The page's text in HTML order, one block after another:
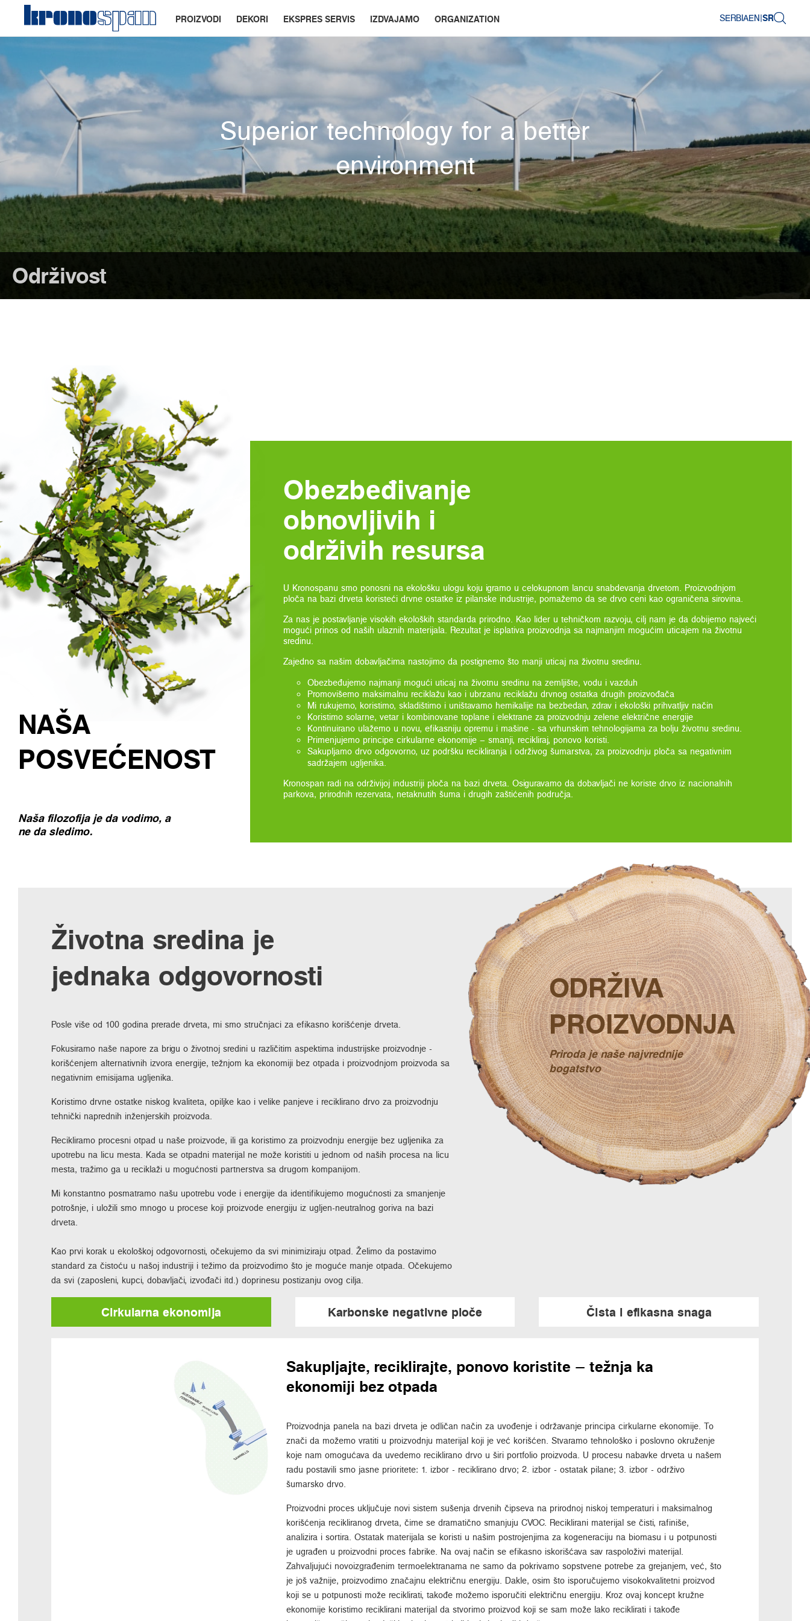
PROIZVODI DEKORI EKSPRES SERVIS IZDVAJAMO ORGANIZATION SERBIAEN|SR
Održivost
Superior technology for a better
environment
NAŠA
POSVEĆENOST
Naša filozofija je da vodimo, a
ne da sledimo.
Obezbeđivanje
obnovljivih i
održivih resursa
U Kronospanu smo ponosni na ekološku ulogu koju igramo u celokupnom lancu snabdevanja drvetom. Proizvodnjom
ploča na bazi drveta koristeći drvne ostatke iz pilanske industrije, pomažemo da se drvo ceni kao ograničena sirovina.
Za nas je postavljanje visokih ekoloških standarda prirodno. Kao lider u tehničkom razvoju, cilj nam je da dobijemo najveći
mogući prinos od naših ulaznih materijala. Rezultat je isplativa proizvodnja sa najmanjim mogućim uticajem na životnu
sredinu.
Zajedno sa našim dobavljačima nastojimo da postignemo što manji uticaj na životnu sredinu.
Obezbeđujemo najmanji mogući uticaj na životnu sredinu na zemljište, vodu i vazduh
Promovišemo maksimalnu reciklažu kao i ubrzanu reciklažu drvnog ostatka drugih proizvođača
Mi rukujemo, koristimo, skladištimo i uništavamo hemikalije na bezbedan, zdrav i ekološki prihvatljiv način
Koristimo solarne, vetar i kombinovane toplane i elektrane za proizvodnju zelene električne energije
Kontinuirano ulažemo u novu, efikasniju opremu i mašine - sa vrhunskim tehnologijama za bolju životnu sredinu.
Primenjujemo principe cirkularne ekonomije – smanji, recikliraj, ponovo koristi.
Sakupljamo drvo odgovorno, uz podršku recikliranja i održivog šumarstva, za proizvodnju ploča sa negativnim
sadržajem ugljenika.
Kronospan radi na održivijoj industriji ploča na bazi drveta. Osiguravamo da dobavljači ne koriste drvo iz nacionalnih
parkova, prirodnih rezervata, netaknutih šuma i drugih zaštićenih područja.
Životna sredina je
jednaka odgovornosti
Posle više od 100 godina prerade drveta, mi smo stručnjaci za efikasno korišćenje drveta.
Fokusiramo naše napore za brigu o životnoj sredini u različitim aspektima industrijske proizvodnje -
korišćenjem alternativnih izvora energije, težnjom ka ekonomiji bez otpada i proizvodnjom proizvoda sa
negativnim emisijama ugljenika.
Koristimo drvne ostatke niskog kvaliteta, opiljke kao i velike panjeve i reciklirano drvo za proizvodnju
tehnički naprednih inženjerskih proizvoda.
Recikliramo procesni otpad u naše proizvode, ili ga koristimo za proizvodnju energije bez ugljenika za
upotrebu na licu mesta. Kada se otpadni materijal ne može koristiti u jednom od naših procesa na licu
mesta, tražimo ga u reciklaži u mogućnosti partnerstva sa drugom kompanijom.
Mi konstantno posmatramo našu upotrebu vode i energije da identifikujemo mogućnosti za smanjenje
potrošnje, i uložili smo mnogo u procese koji proizvode energiju iz ugljen-neutralnog goriva na bazi
drveta.
Kao prvi korak u ekološkoj odgovornosti, očekujemo da svi minimiziraju otpad. Želimo da postavimo
standard za čistoću u našoj industriji i težimo da proizvodimo što je moguće manje otpada. Očekujemo
da svi (zaposleni, kupci, dobavljači, izvođači itd.) doprinesu postizanju ovog cilja.
ODRŽIVA
PROIZVODNJA
Priroda je naše najvrednije
bogatstvo
Cirkularna ekonomija Karbonske negativne ploče Čista i efikasna snaga
Sakupljajte, reciklirajte, ponovo koristite – težnja ka
ekonomiji bez otpada
Proizvodnja panela na bazi drveta je odličan način za uvođenje i održavanje principa cirkularne ekonomije. To
znači da možemo vratiti u proizvodnju materijal koji je već korišćen. Stvaramo tehnološko i poslovno okruženje
koje nam omogućava da uvedemo reciklirano drvo u širi portfolio proizvoda. U procesu nabavke drveta u našem
radu postavili smo jasne prioritete: 1. izbor - reciklirano drvo; 2. izbor - ostatak pilane; 3. izbor - održivo
šumarsko drvo.
Proizvodni proces uključuje novi sistem sušenja drvenih čipseva na prirodnoj niskoj temperaturi i maksimalnog
korišćenja recikliranog drveta, čime se dramatično smanjuju CVOC. Reciklirani materijal se čisti, rafiniše,
analizira i sortira. Ostatak materijala se koristi u našim postrojenjima za kogeneraciju na biomasu i u potpunosti
je ugrađen u proizvodni proces fabrike. Na ovaj način se efikasno iskorišćava sav raspoloživi materijal.
Zahvaljujući novoizgrađenim termoelektranama ne samo da pokrivamo sopstvene potrebe za grejanjem, već, što
je još važnije, proizvodimo značajnu električnu energiju. Dakle, osim što isporučujemo visokokvalitetni proizvod
koji se u potpunosti može reciklirati, takođe možemo isporučiti električnu energiju. Kroz ovaj koncept kružne
ekonomije koristimo reciklirani materijal da stvorimo proizvod koji se sam može lako reciklirati i takođe